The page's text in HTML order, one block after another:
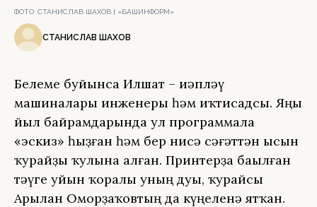
ФОТО: СТАНИСЛАВ ШАХОВ | «БАШИНФОРМ»
СТАНИСЛАВ ШАХОВ
Белеме буйынса Илшат – иҫәпләү
машиналары инженеры һәм иҡтисадсы. Яңы
йыл байрамдарында ул программала
«эскиз» һыҙған һәм бер нисә сәғәттән ысын
ҡурайҙы ҡулына алған. Принтерҙа баҫылған
тәүге уйын ҡоралы уның дуҫы, ҡурайсы
Арыҫлан Оморҙаҡовтың да күңеленә ятҡан.